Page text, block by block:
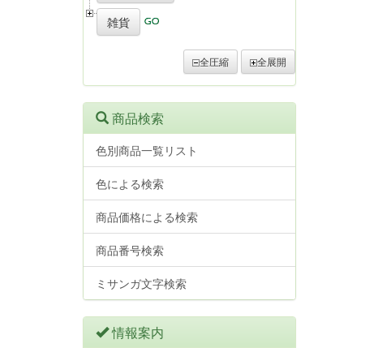
雑貨
全圧縮 全展開
商品検索
色別商品一覧リスト
色による検索
商品価格による検索
商品番号検索
ミサンガ文字検索
情報案内